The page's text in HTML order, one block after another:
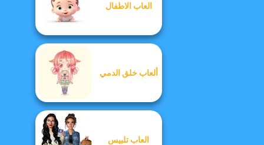
العاب الاطفال
ألعاب خلق الدمي
العاب تلبيس